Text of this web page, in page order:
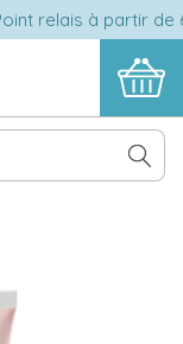
relais à partir de